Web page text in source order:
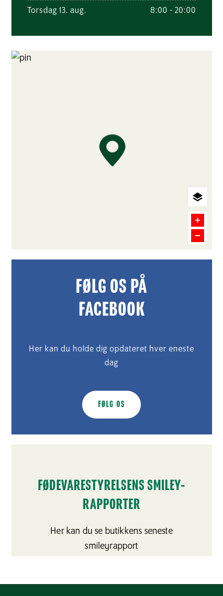
Torsdag 13. aug. 8:00 - 20:00
FØLG OS PÅ
FACEBOOK
Her kan du holde dig opdateret hver eneste
dag
FØLG OS
FØDEVARESTYRELSENS SMILEY-
RAPPORTER
Her kan du se butikkens seneste
smileyrapport